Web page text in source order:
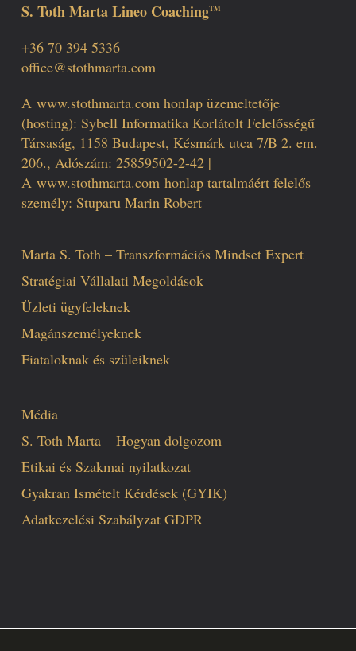
S. Toth Marta Lineo CoachingTM
+36 70 394 5336
office@stothmarta.com
A www.stothmarta.comhonlap üzemeltetője
(hosting): Sybell Informatika Korlátolt Felelősségű
Társaság, 1158 Budapest, Késmárk utca 7/B 2. em.
206., Adószám: 25859502-2-42 |
A www.stothmarta.comhonlap tartalmáért felelős
személy: Stuparu Marin Robert
Marta S. Toth – Transzformációs Mindset Expert
Stratégiai Vállalati Megoldások
Üzleti ügyfeleknek
Magánszemélyeknek
Fiataloknak és szüleiknek
Média
S. Toth Marta – Hogyan dolgozom
Etikai és Szakmai nyilatkozat
Gyakran Ismételt Kérdések (GYIK)
Adatkezelési Szabályzat GDPR